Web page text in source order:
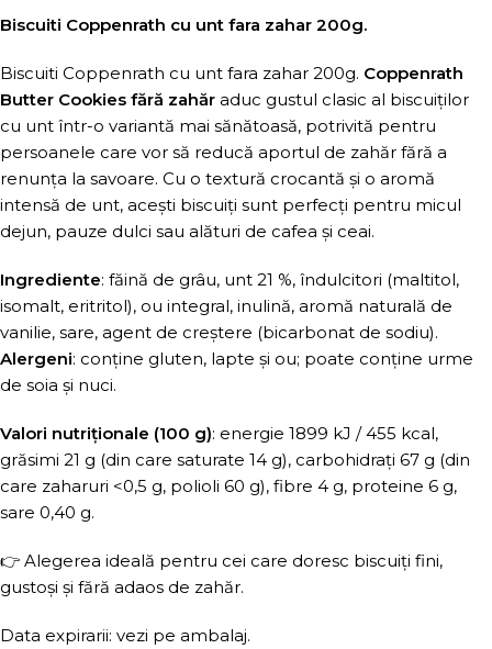
Biscuiti Coppenrath cu unt fara zahar 200g.
Biscuiti Coppenrath cu unt fara zahar 200g. Coppenrath
Butter Cookies fără zahăr aduc gustul clasic al biscuiților
cu unt într-o variantă mai sănătoasă, potrivită pentru
persoanele care vor să reducă aportul de zahăr fără a
renunța la savoare. Cu o textură crocantă și o aromă
intensă de unt, acești biscuiți sunt perfecți pentru micul
dejun, pauze dulci sau alături de cafea și ceai.
Ingrediente: făină de grâu, unt 21 %, îndulcitori (maltitol,
isomalt, eritritol), ou integral, inulină, aromă naturală de
vanilie, sare, agent de creștere (bicarbonat de sodiu).
Alergeni: conține gluten, lapte și ou; poate conține urme
de soia și nuci.
Valori nutriționale (100 g): energie 1899 kJ / 455 kcal,
grăsimi 21 g (din care saturate 14 g), carbohidrați 67 g (din
care zaharuri <0,5 g, polioli 60 g), fibre 4 g, proteine 6 g,
sare 0,40 g.
👉 Alegerea ideală pentru cei care doresc biscuiți fini,
gustoși și fără adaos de zahăr.
Data expirarii: vezi pe ambalaj.